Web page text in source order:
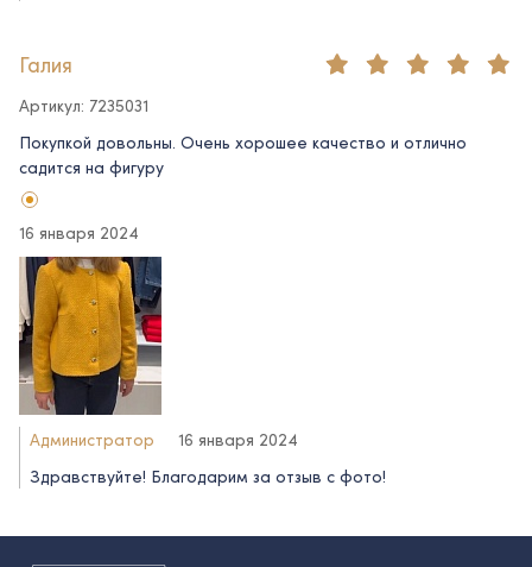
Галия
Артикул: 7235031
Покупкой довольны. Очень хорошее качество и отлично
садится на фигуру
16 января 2024
Администратор
16 января 2024
Здравствуйте! Благодарим за отзыв с фото!